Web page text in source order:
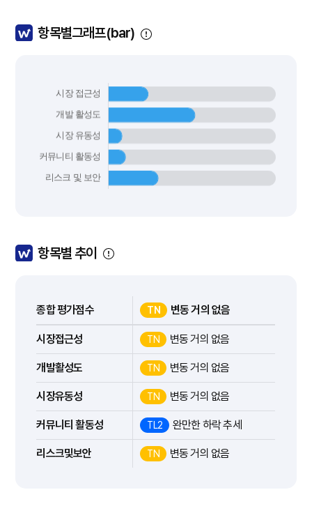
항목별그래프(bar)
항목별 추이
종합 평가점수 TN 변동 거의 없음
시장접근성 TN 변동 거의 없음
개발활성도 TN 변동 거의 없음
시장유동성 TN 변동 거의 없음
커뮤니티 활동성 TL2 완만한 하락 추세
리스크및보안 TN 변동 거의 없음